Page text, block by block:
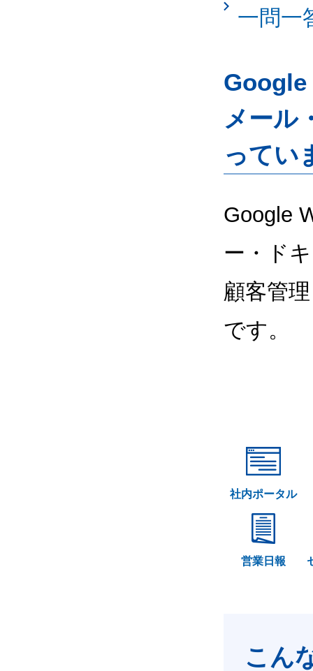
一問一
Google
メール
ってい
Google
ー・ド
顧客管
です。
社内ポータル
営業日報
こん